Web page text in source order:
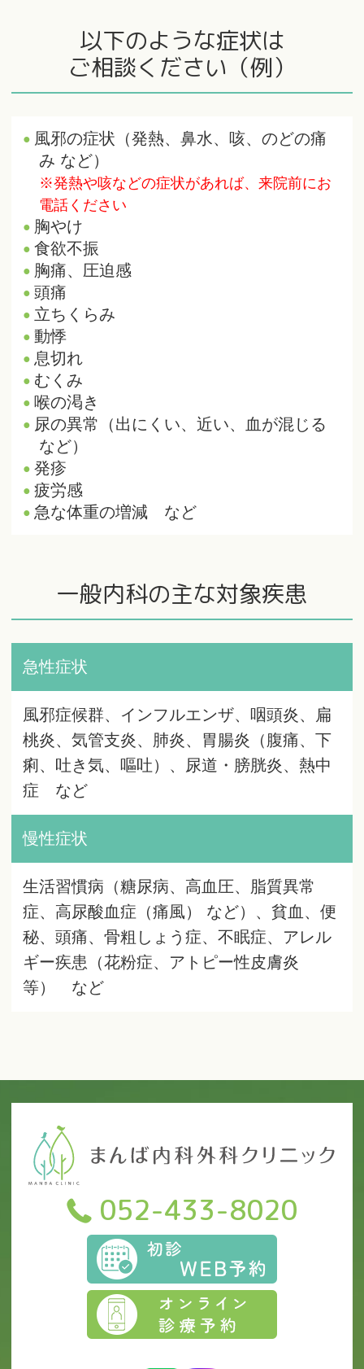
以下のような症状は
ご相談ください（例）
風邪の症状（発熱、鼻水、咳、のどの痛
み など）
※発熱や咳などの症状があれば、来院前にお
電話ください
胸やけ
食欲不振
胸痛、圧迫感
頭痛
立ちくらみ
動悸
息切れ
むくみ
喉の渇き
尿の異常（出にくい、近い、血が混じる
など）
発疹
疲労感
急な体重の増減 など
一般内科の主な対象疾患
急性症状
風邪症候群、インフルエンザ、咽頭炎、扁
桃炎、気管支炎、肺炎、胃腸炎（腹痛、下
痢、吐き気、嘔吐）、尿道・膀胱炎、熱中
症 など
慢性症状
生活習慣病（糖尿病、高血圧、脂質異常
症、高尿酸血症（痛風） など）、貧血、便
秘、頭痛、骨粗しょう症、不眠症、アレル
ギー疾患（花粉症、アトピー性皮膚炎
等） など
052-433-8020